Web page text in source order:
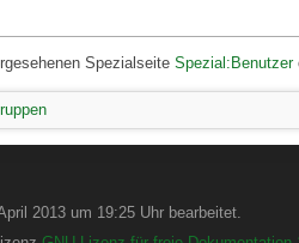
Spezialseite Spezial:Benutzer
2013 um 19:25 Uhr bearbeitet.